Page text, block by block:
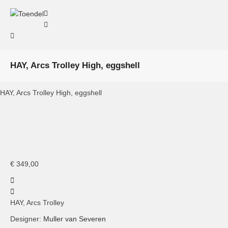
HAY, Arcs Trolley High, eggshell
HAY, Arcs Trolley High, eggshell
€ 349,00
HAY, Arcs Trolley
Designer: Muller van Severen